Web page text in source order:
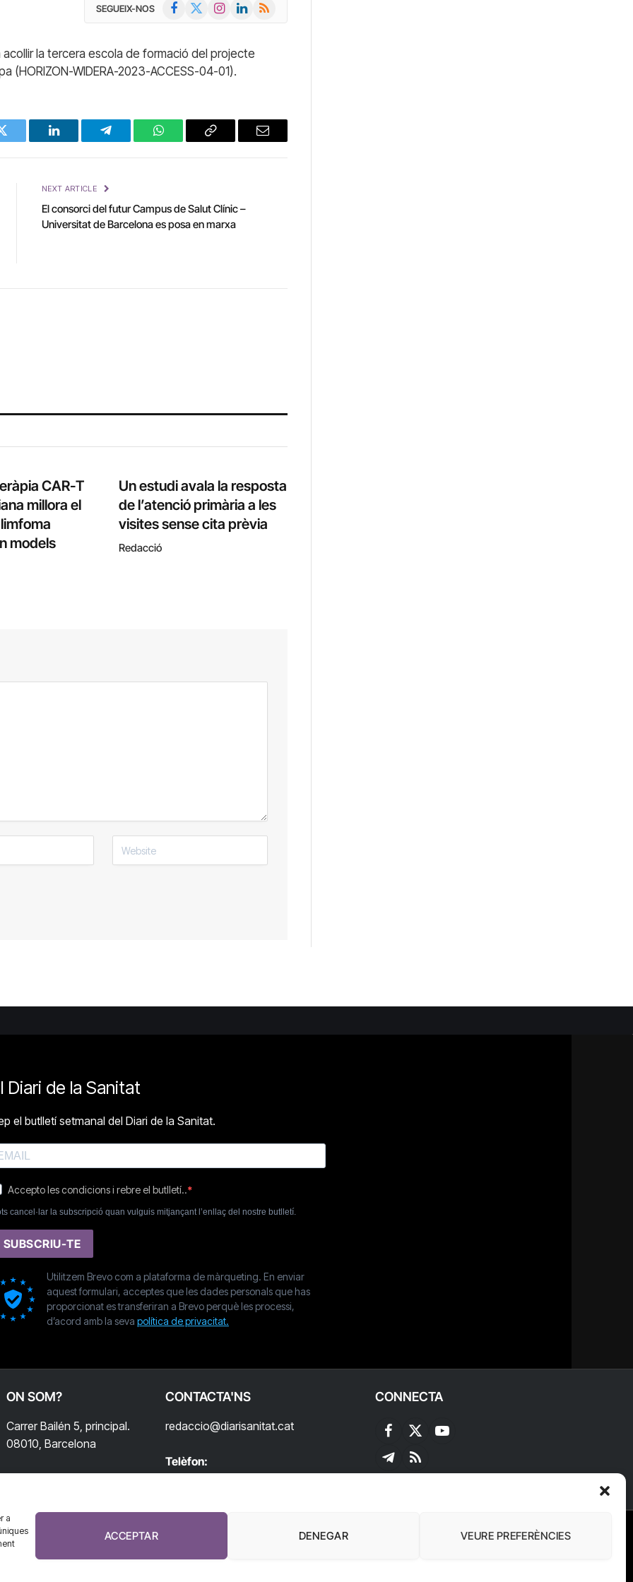
a
ACCEPTAR DENEGAR VEURE PREFERÈNCIES
SEGUEIX-NOS Facebook InstagramLinkedIn
RSS
acollir la tercera escola de formació del projecte
(HORIZON-WIDERA-2023-ACCESS-04-01).
Twitter LinkedIn Telegram WhatsAppCopy
Email
NEXT ARTICLE
El consorci del futur Campus de Salut Clínic –
Universitat de Barcelona es posa en marxa
CAR-T
millora el
models
Un estudi avala la resposta
de l’atenció primària a les
visites sense cita prèvia
Redacció
Diari de la Sanitat
el butlletí setmanal del Diari de la Sanitat.
Accepto les condicions i rebre el butlletí..
cancel·lar la subscripció quan vulguis mitjançant l’enllaç del nostre butlletí.
SUBSCRIU-TE
Utilitzem Brevo com a plataforma de màrqueting. En enviar
aquest formulari, acceptes que les dades personals que has
proporcionat es transferiran a Brevo perquè les processi,
d’acord amb la seva política de privacitat.
ON SOM?
Carrer Bailén 5, principal.
08010, Barcelona
CONTACTA'NS
redaccio@diarisanitat.cat
Telèfon:
CONNECTA
Facebook
X
(Twitter)
YouTube
Telegram
RSS